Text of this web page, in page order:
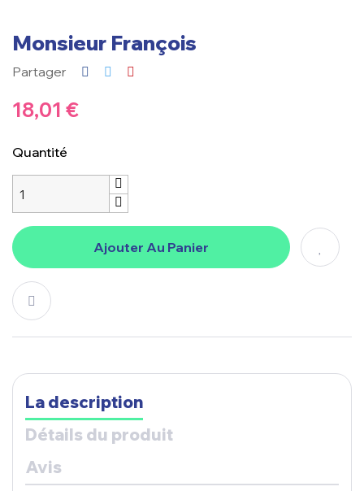
Monsieur François
Partager
18,01 €
Quantité
Ajouter Au Panier
La description
Détails du produit
Avis